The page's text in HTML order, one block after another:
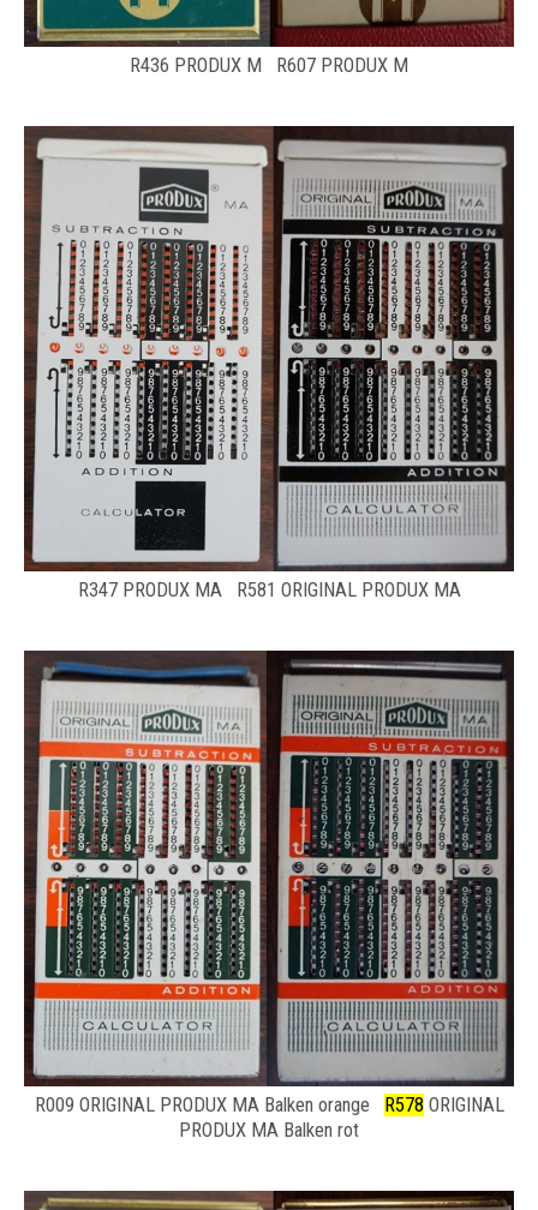
R436 PRODUX M R607 PRODUX M
R347 PRODUX MA R581 ORIGINAL PRODUX MA
R009 ORIGINAL PRODUX MA Balken orange R578ORIGINAL
PRODUX MA Balken rot